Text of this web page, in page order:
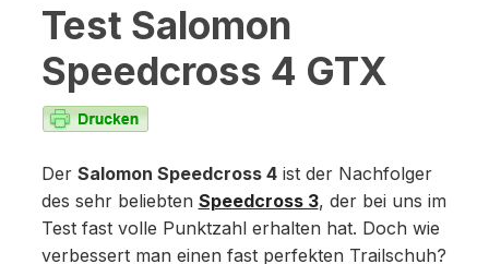
Test Salomon
Speedcross 4 GTX
Der Salomon Speedcross 4ist der Nachfolger
des sehr beliebten Speedcross 3, der bei uns im
Test fast volle Punktzahl erhalten hat. Doch wie
verbessert man einen fast perfekten Trailschuh?